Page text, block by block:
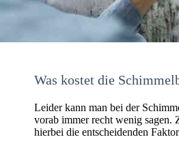
Was kostet die
Leider kann man bei der
vorab immer recht wenig sagen.
hierbei die entscheidenden